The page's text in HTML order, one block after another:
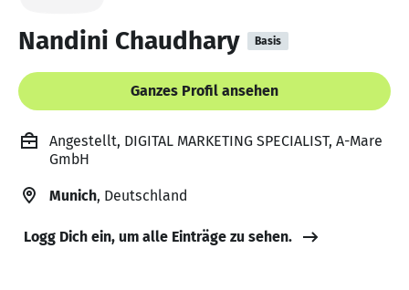
Nandini Chaudhary Basis
Ganzes Profil ansehen
Angestellt, DIGITAL MARKETING SPECIALIST, A-Mare
GmbH
Munich, Deutschland
Logg Dich ein, um alle Einträge zu sehen.